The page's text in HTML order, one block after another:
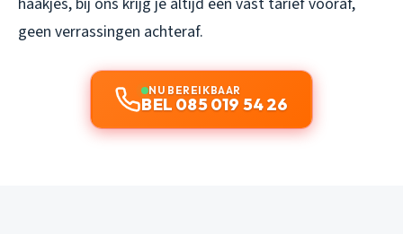
geen verrassingen achteraf.
NU BEREIKBAAR
BEL 085 019 54 26